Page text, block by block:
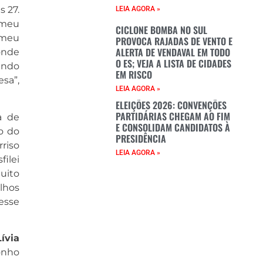
27.
de
do
LEIA AGORA »
CICLONE BOMBA NO SUL
PROVOCA RAJADAS DE VENTO E
ALERTA DE VENDAVAL EM TODO
O ES; VEJA A LISTA DE CIDADES
EM RISCO
LEIA AGORA »
ELEIÇÕES 2026: CONVENÇÕES
PARTIDÁRIAS CHEGAM AO FIM
E CONSOLIDAM CANDIDATOS À
PRESIDÊNCIA
LEIA AGORA »